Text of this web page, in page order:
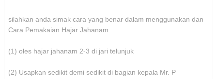
silahkan anda simak cara yang benar dalam menggunakan dan
Cara Pemakaian Hajar Jahanam
(1) oles hajar jahanam 2-3 di jari telunjuk
(2) Usapkan sedikit demi sedikit di bagian kepala Mr. P